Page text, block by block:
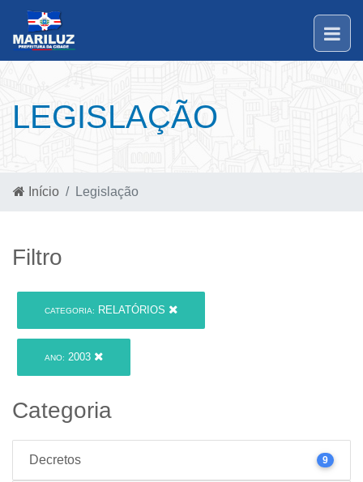
LEGISLAÇÃO
Início Legislação
Filtro
CATEGORIA: RELATÓRIOS
ANO: 2003
Categoria
Decretos 9